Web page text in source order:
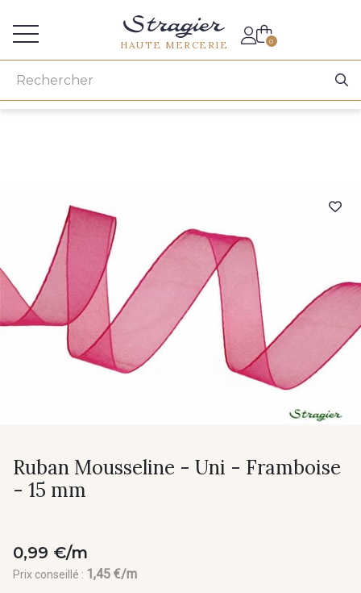
HAUTE MERCERIE 0
Ruban Mousseline - Uni - Framboise
- 15 mm
0,99 €/m
Prix conseillé : 1,45 €/m